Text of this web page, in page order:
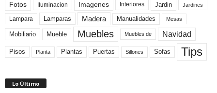
Fotos Iluminacion Imagenes Interiores Jardin Jardines
Lampara Lamparas Madera Manualidades Mesas
Mobiliario Mueble Muebles Muebles de Navidad
Pisos Planta Plantas Puertas Sillones Sofas Tips
Lo Último